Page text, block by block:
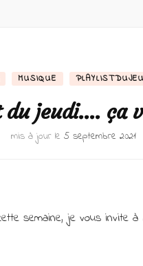
MUSIQUE
du jeudi…. ça
mis à jour le 5 septembre 2021
semaine, je vous invite